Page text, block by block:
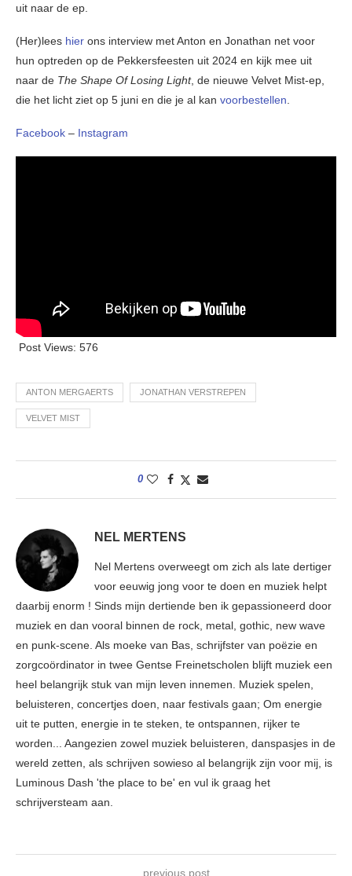
uit naar de ep.
(Her)lees hier ons interview met Anton en Jonathan net voor
hun optreden op de Pekkersfeesten uit 2024 en kijk mee uit
naar de The Shape Of Losing Light, de nieuwe Velvet Mist-ep,
die het licht ziet op 5 juni en die je al kan voorbestellen
Facebook – Instagram
Post Views: 576
ANTON MERGAERTS JONATHAN VERSTREPEN
VELVET MIST
0
NEL MERTENS
Nel Mertens overweegt om zich als late dertiger
voor eeuwig jong voor te doen en muziek helpt
daarbij enorm ! Sinds mijn dertiende ben ik gepassioneerd door
muziek en dan vooral binnen de rock, metal, gothic, new wave
en punk-scene. Als moeke van Bas, schrijfster van poëzie en
zorgcoördinator in twee Gentse Freinetscholen blijft muziek een
heel belangrijk stuk van mijn leven innemen. Muziek spelen,
beluisteren, concertjes doen, naar festivals gaan; Om energie
uit te putten, energie in te steken, te ontspannen, rijker te
worden... Aangezien zowel muziek beluisteren, danspasjes in de
wereld zetten, als schrijven sowieso al belangrijk zijn voor mij, is
Luminous Dash 'the place to be' en vul ik graag het
schrijversteam aan.
previous post